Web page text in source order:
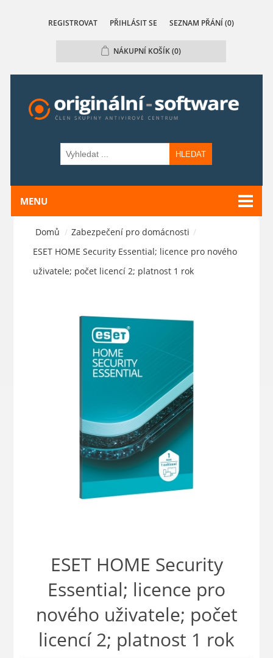
REGISTROVAT PŘIHLÁSIT SE SEZNAM PŘÁNÍ (0)
NÁKUPNÍ KOŠÍK(0)
HLEDAT
MENU
Domů / Zabezpečení pro domácnosti /
ESET HOME Security Essential; licence pro nového
uživatele; počet licencí 2; platnost 1 rok
ESET HOME Security
Essential; licence pro
nového uživatele; počet
licencí 2; platnost 1 rok